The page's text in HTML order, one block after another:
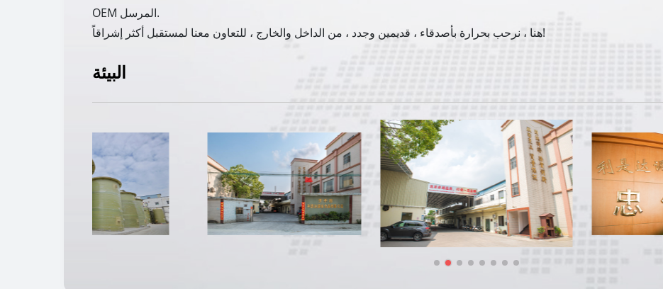
OEM المرسل.
هنا ، نرحب بحرارة بأصدقاء ، قديمين وجدد ، من الداخل والخارج ، للتعاون معنا لمستقبل أكثر إشراقاً!
البيئة